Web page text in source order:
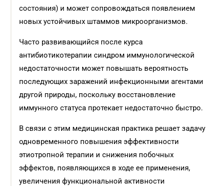
состояния) и может сопровождаться появлением
новых устойчивых штаммов микроорганизмов.
Часто развивающийся после курса
антибиотикотерапии синдром иммунологической
недостаточности может повышать вероятность
последующих заражений инфекционными агентами
другой природы, поскольку восстановление
иммунного статуса протекает недостаточно быстро.
В связи с этим медицинская практика решает задачу
одновременного повышения эффективности
этиотропной терапии и снижения побочных
эффектов, появляющихся в ходе ее применения,
увеличения функциональной активности